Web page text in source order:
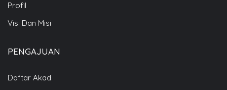
Profil
Visi Dan Misi
PENGAJUAN
Daftar Akad